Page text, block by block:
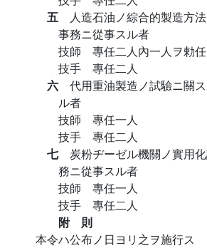
五 人造石油ノ綜合的製造方
事務ニ從事スル者
技師 專任二人內一人ヲ勅
技手 專任二人
六 代用重油製造ノ試驗ニ關
ル者
技師 專任一人
技手 專任二人
七 炭粉ヂーゼル機關ノ實用
務ニ從事スル者
技師 專任一人
技手 專任二人
附 則
本令ハ公布ノ日ヨリ之ヲ施行ス